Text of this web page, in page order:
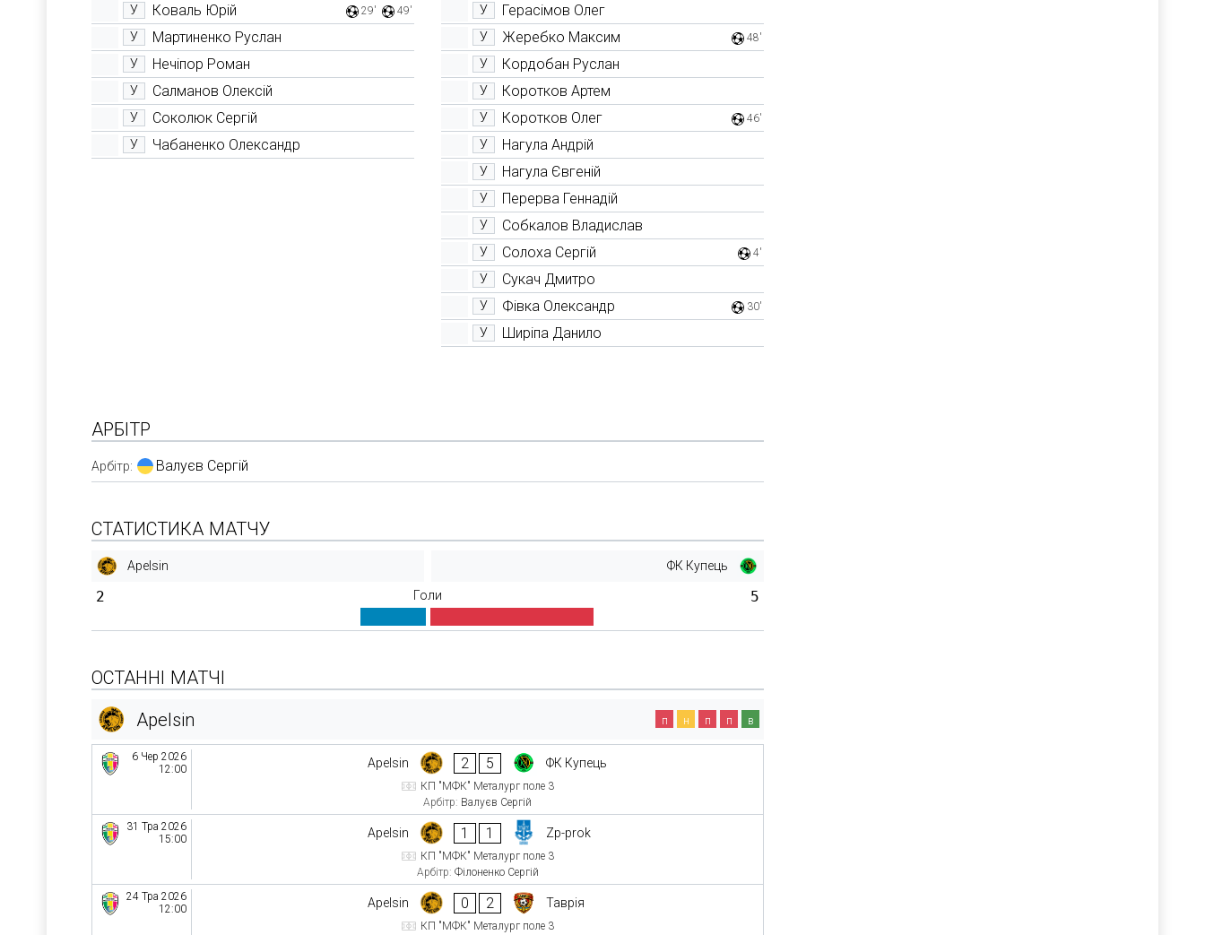
У Коваль Юрій 29' 49'
У Мартиненко Руслан
У Нечіпор Роман
У Салманов Олексій
У Соколюк Сергій
У Чабаненко Олександр
У Герасімов Олег
У Жеребко Максим 48'
У Кордобан Руслан
У Коротков Артем
У Коротков Олег 46'
У Нагула Андрій
У Нагула Євгеній
У Перерва Геннадій
У Собкалов Владислав
У Солоха Сергій 4'
У Сукач Дмитро
У Фівка Олександр 30'
У Ширіпа Данило
АРБІТР
Арбітр: Валуєв Сергій
СТАТИСТИКА МАТЧУ
Apelsin ФК Купець
2 Голи 5
ОСТАННІ МАТЧІ
Apelsin
п н п п в
6 Чер 2026
12:00
Apelsin 2 5 ФК Купець
КП "МФК" Металург поле 3
Арбітр: Валуєв Сергій
31 Тра 2026
15:00
Apelsin 1 1 Zp-prok
КП "МФК" Металург поле 3
Арбітр: Філоненко Сергій
24 Тра 2026
12:00
Apelsin 0 2 Таврія
КП "МФК" Металург поле 3